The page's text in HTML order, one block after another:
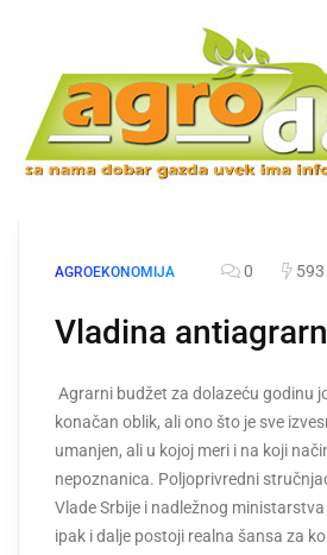
AGROEKONOMIJA 0 593
Vladina
Agrarni budžet za dolazeću godinu
konačan oblik, ali ono što je sve
umanjen, ali u kojoj meri i na koji
nepoznanica. Poljoprivredni
Vlade Srbije i nadležnog
ipak i dalje postoji realna šansa za